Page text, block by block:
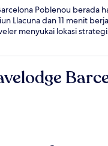
Poblenou berada
Llacuna dan 11 menit
menyukai lokasi